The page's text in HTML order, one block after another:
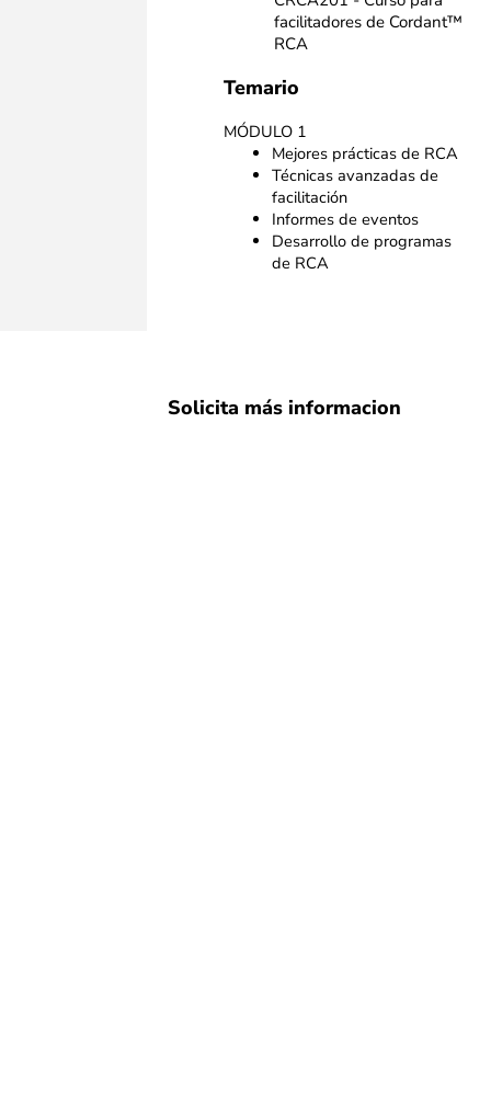
facilitadores de Cordant™
RCA
Temario
MÓDULO 1
Mejores prácticas de RCA
Técnicas avanzadas de
facilitación
Informes de eventos
Desarrollo de programas
de RCA
Solicita más informacion